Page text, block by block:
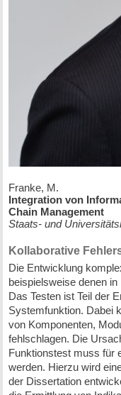
Franke, M.
Integration von
Chain Management
Staats- und
Kollaborative
Die Entwicklung
beispielsweise denen
Das Testen ist Teil der
Systemfunktion. Dabei
von Komponenten,
fehlschlagen. Die
Funktionstest muss für
werden. Hierzu wird
der Dissertation